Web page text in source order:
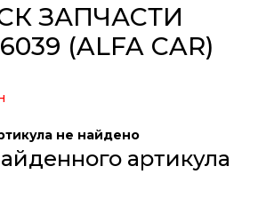
ЗАПЧАСТИ
(ALFA CAR)
не найдено
артикула